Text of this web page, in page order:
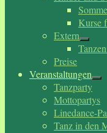
Kurse
Extern
Preise
Veranstaltungen
Tanzparty
Mottopartys
Linedance-
Tanz in den